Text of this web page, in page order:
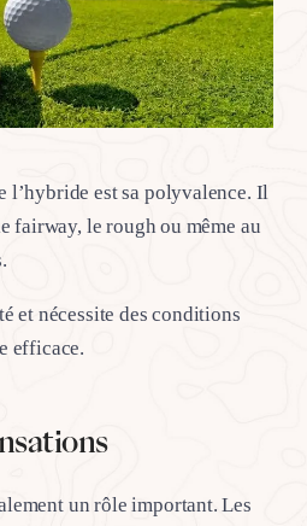
l’hybride est sa polyvalence. Il
fairway, le rough ou même au
et nécessite des conditions
efficace.
un rôle important. Les